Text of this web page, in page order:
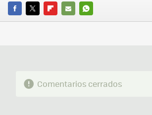
FACEBOOK
TWITTERFLIPBOARD
E-
WHATSAPP
Comentarios cerrados